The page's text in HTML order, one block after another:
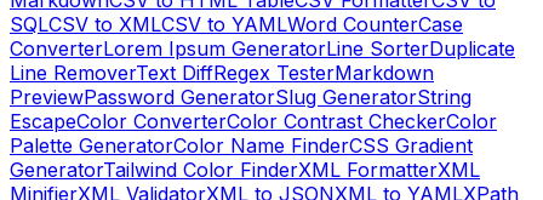
SQLCSV to XMLCSV to YAMLWord CounterCase
ConverterLorem Ipsum GeneratorLine SorterDuplicate
Line RemoverText DiffRegex TesterMarkdown
PreviewPassword GeneratorSlug GeneratorString
EscapeColor ConverterColor Contrast CheckerColor
Palette GeneratorColor Name FinderCSS Gradient
GeneratorTailwind Color FinderXML FormatterXML
MinifierXML ValidatorXML to JSONXML to YAMLXPath